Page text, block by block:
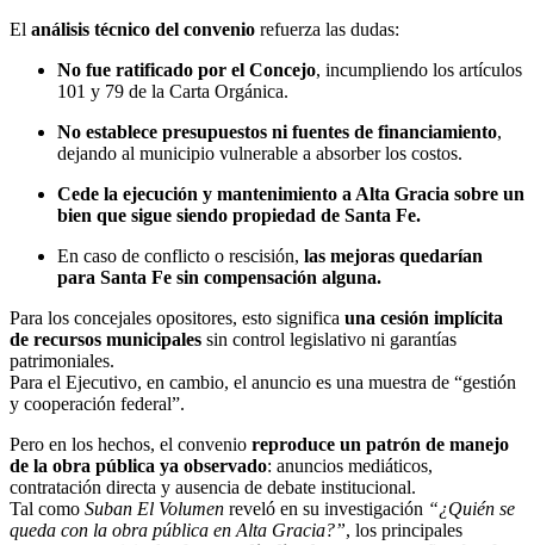
El análisis técnico del convenio refuerza las dudas:
No fue ratificado por el Concejo, incumpliendo los artículos
101 y 79 de la Carta Orgánica.
No establece presupuestos ni fuentes de financiamiento,
dejando al municipio vulnerable a absorber los costos.
Cede la ejecución y mantenimiento a Alta Gracia sobre un
bien que sigue siendo propiedad de Santa Fe.
En caso de conflicto o rescisión, las mejoras quedarían
para Santa Fe sin compensación alguna.
Para los concejales opositores, esto significa una cesión implícita
de recursos municipales sin control legislativo ni garantías
patrimoniales.
Para el Ejecutivo, en cambio, el anuncio es una muestra de “gestión
y cooperación federal”.
Pero en los hechos, el convenio reproduce un patrón de manejo
de la obra pública ya observado: anuncios mediáticos,
contratación directa y ausencia de debate institucional.
Tal como Suban El Volumen reveló en su investigación “¿Quién se
queda con la obra pública en Alta Gracia?”, los principales